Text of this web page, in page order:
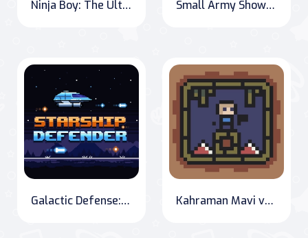
Ninja Boy: The Ultimate Quest Small Army Showdown: Mini Clash War Z
Galactic Defense: Space Sector Assault Kahraman Mavi vs Kızıl Ordusu